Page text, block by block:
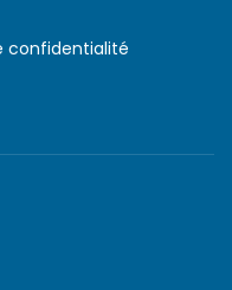
confidentialité